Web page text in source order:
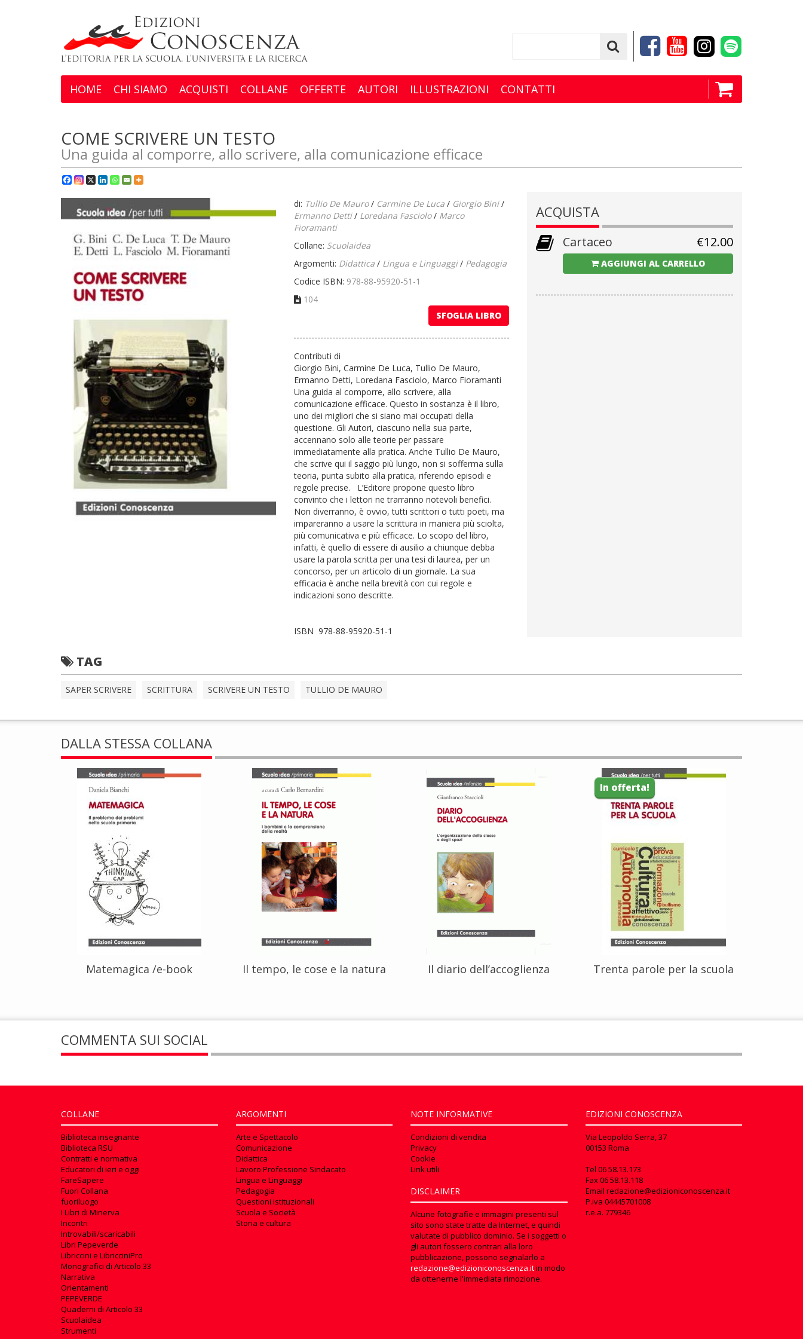
HOME CHI SIAMO ACQUISTI COLLANE OFFERTE AUTORI ILLUSTRAZIONI CONTATTI
COME SCRIVERE UN TESTO
Una guida al comporre, allo scrivere, alla comunicazione efficace
ACQUISTA
Cartaceo €12.00
AGGIUNGI AL CARRELLO
di: Tullio De Mauro/ Carmine De Luca / Giorgio Bini/
Ermanno Detti/ Loredana Fasciolo/ Marco
Fioramanti
Collane: Scuolaidea
Argomenti: Didattica / Lingua e Linguaggi/ Pedagogia
Codice ISBN: 978-88-95920-51-1
104
SFOGLIA LIBRO
Contributi di
Giorgio Bini, Carmine De Luca, Tullio De Mauro,
Ermanno Detti, Loredana Fasciolo, Marco Fioramanti
Una guida al comporre, allo scrivere, alla
comunicazione efficace. Questo in sostanza è il libro,
uno dei migliori che si siano mai occupati della
questione. Gli Autori, ciascuno nella sua parte,
accennano solo alle teorie per passare
immediatamente alla pratica. Anche Tullio De Mauro,
che scrive qui il saggio più lungo, non si sofferma sulla
teoria, punta subito alla pratica, riferendo episodi e
regole precise. L’Editore propone questo libro
convinto che i lettori ne trarranno notevoli benefici.
Non diverranno, è ovvio, tutti scrittori o tutti poeti, ma
impareranno a usare la scrittura in maniera più sciolta,
più comunicativa e più efficace. Lo scopo del libro,
infatti, è quello di essere di ausilio a chiunque debba
usare la parola scritta per una tesi di laurea, per un
concorso, per un articolo di un giornale. La sua
efficacia è anche nella brevità con cui regole e
indicazioni sono descritte.
ISBN 978-88-95920-51-1
TAG
SAPER SCRIVERE SCRITTURA SCRIVERE UN TESTO TULLIO DE MAURO
DALLA STESSA COLLANA
Matemagica /e-book Il tempo, le cose e la natura Il diario dell’accoglienza
In offerta!
Trenta parole per la scuola
COMMENTA SUI SOCIAL
COLLANE
Biblioteca insegnante
Biblioteca RSU
Contratti e normativa
Educatori di ieri e oggi
FareSapere
Fuori Collana
fuoriluogo
I Libri di Minerva
Incontri
Introvabili/scaricabili
Libri Pepeverde
Libriccini e LibricciniPro
Monografici di Articolo 33
Narrativa
Orientamenti
PEPEVERDE
Quaderni di Articolo 33
Scuolaidea
Strumenti
ARGOMENTI
Arte e Spettacolo
Comunicazione
Didattica
Lavoro Professione Sindacato
Lingua e Linguaggi
Pedagogia
Questioni istituzionali
Scuola e Società
Storia e cultura
NOTE INFORMATIVE
Condizioni di vendita
Privacy
Cookie
Link utili
DISCLAIMER
Alcune fotografie e immagini presenti sul
sito sono state tratte da Internet, e quindi
valutate di pubblico dominio. Se i soggetti o
gli autori fossero contrari alla loro
pubblicazione, possono segnalarlo a
redazione@edizioniconoscenza.itin modo
da ottenerne l'immediata rimozione.
EDIZIONI CONOSCENZA
Via Leopoldo Serra, 37
00153 Roma
Tel 06 58.13.173
Fax06 58.13.118
Email redazione@edizioniconoscenza.it
P.iva 04445701008
r.e.a. 779346